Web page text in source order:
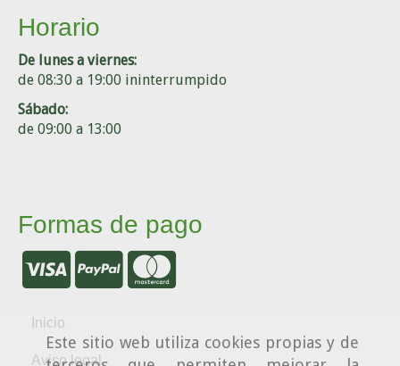
Este sitio web utiliza cookies propias y de
Horario
De lunes a viernes:
de 08:30 a 19:00 ininterrumpido
Sábado:
de 09:00 a 13:00
Formas de pago
Inicio
Aviso legal